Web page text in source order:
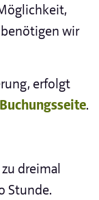
benötigen wir
erfolgt
.
dreimal
Stunde.